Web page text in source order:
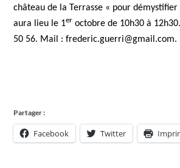
château de la Terrasse « pour
aura lieu le 1er octobre de 10h30 à
50 56. Mail : frederic.guerri@gmail.com.
Partager :
Facebook Twitter